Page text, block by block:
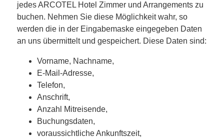
jedes ARCOTEL Hotel Zimmer und Arrangements zu
buchen. Nehmen Sie diese Möglichkeit wahr, so
werden die in der Eingabemaske eingegeben Daten
an uns übermittelt und gespeichert. Diese Daten sind:
Vorname, Nachname,
E-Mail-Adresse,
Telefon,
Anschrift,
Anzahl Mitreisende,
Buchungsdaten,
voraussichtliche Ankunftszeit,